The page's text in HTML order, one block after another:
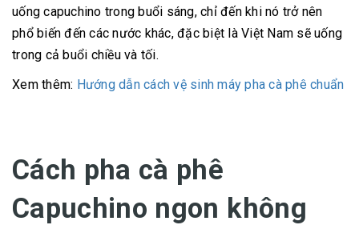
uống capuchino trong buổi sáng, chỉ đến khi nó trở nên
phổ biến đến các nước khác, đặc biệt là Việt Nam sẽ uống
trong cả buổi chiều và tối.
Xem thêm: Hướng dẫn cách vệ sinh máy pha cà phê chuẩn
Cách pha cà phê
Capuchino ngon không